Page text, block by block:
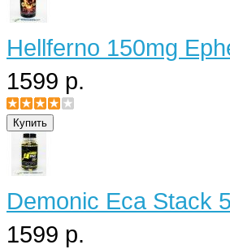
Hellferno 150mg
1599 р.
Demonic Eca Stack
1599 р.